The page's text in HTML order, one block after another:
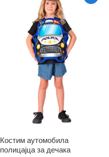
Костим аутомобила
полицајца за дечака